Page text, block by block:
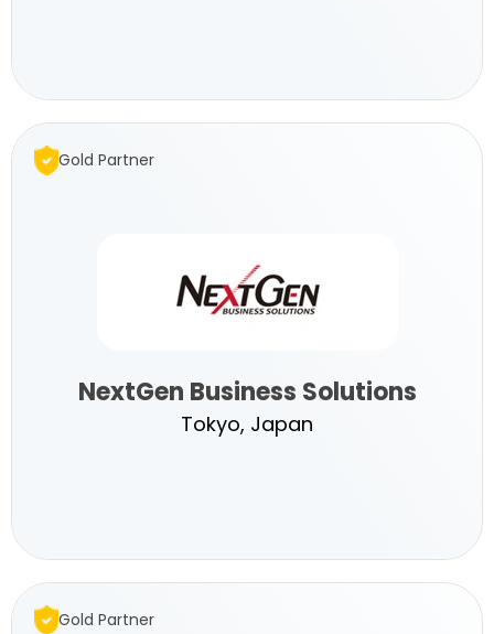
Co.,
ltd.
Gold Partner
NextGen
Business
NextGen Business Solutions
Tokyo, Japan
Gold Partner